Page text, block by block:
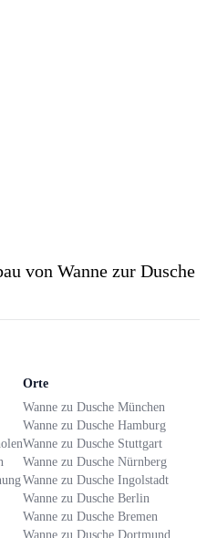
von Wanne zur Dusche
Orte
Wanne zu Dusche München
Wanne zu Dusche Hamburg
Wanne zu Dusche Stuttgart
Wanne zu Dusche Nürnberg
Wanne zu Dusche Ingolstadt
Wanne zu Dusche Berlin
Wanne zu Dusche Bremen
Wanne zu Dusche Dortmund